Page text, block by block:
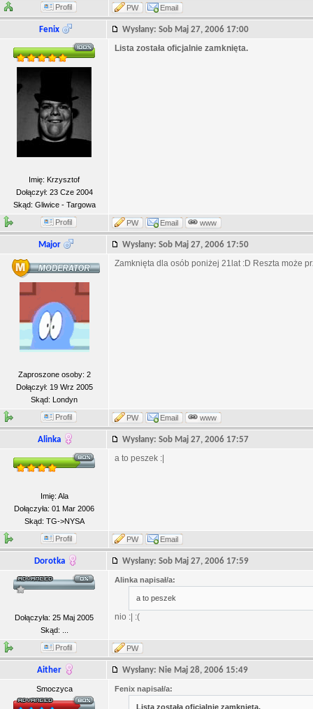
Profil PW Email
Fenix Wysłany: Sob Maj 27, 2006 17:00
Imię: Krzysztof
Dołączył: 23 Cze 2004
Skąd: Gliwice - Targowa
Lista została oficjalnie zamknięta.
Profil PW Email www
Major Wysłany: Sob Maj 27, 2006 17:50
Zaproszone osoby: 2
Dołączył: 19 Wrz 2005
Skąd: Londyn
Zamknięta dla osób poniżej 21lat :D Reszta może
Profil PW Email www
Alinka Wysłany: Sob Maj 27, 2006 17:57
Imię: Ala
Dołączyła: 01 Mar 2006
Skąd: TG->NYSA
a to peszek :|
Profil PW Email
Dorotka Wysłany: Sob Maj 27, 2006 17:59
Dołączyła: 25 Maj 2005
Skąd: ...
Alinka napisał/a:
a to peszek
nio :| :(
Profil PW
Aither Wysłany: Nie Maj 28, 2006 15:49
Smoczyca Fenix napisał/a:
Lista została oficjalnie zamknięta.